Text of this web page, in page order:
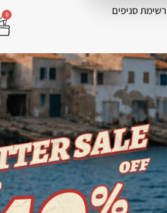
רשימת סניפים 0